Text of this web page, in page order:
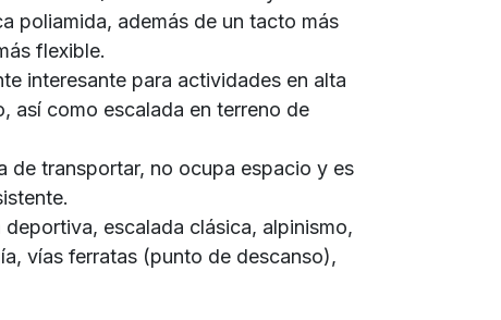
poliamida, además de un tacto más
flexible.
interesante para actividades en alta
así como escalada en terreno de
de transportar, no ocupa espacio y es
deportiva, escalada clásica, alpinismo,
vías ferratas (punto de descanso),